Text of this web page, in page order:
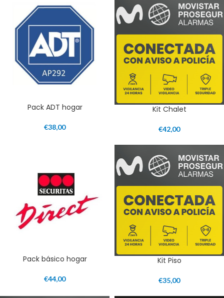
Pack ADT hogar
€38,00
Kit Chalet
€42,00
Pack básico hogar
€44,00
Kit Piso
€35,00